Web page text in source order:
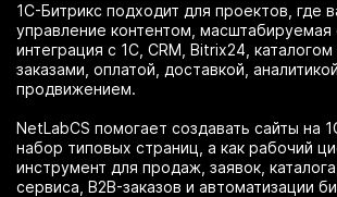
1С-Битрикс подходит для проектов, где
управление контентом, масштабируемая
интеграция с 1С, CRM, Bitrix24, каталогом
заказами, оплатой, доставкой,
продвижением.
NetLabCS помогает создавать сайты на
набор типовых страниц, а как рабочий
инструмент для продаж, заявок,
сервиса, B2B-заказов и автоматизации